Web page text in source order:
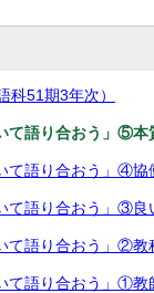
科51期3年次）
て語り合おう」⑤本
て語り合おう」④協
て語り合おう」③良
て語り合おう」②教
て語り合おう」①教